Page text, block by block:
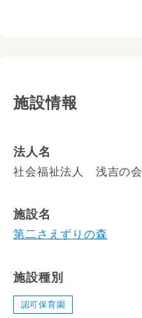
施設情報
法人名
社会福祉法人 浅吉の会
施設名
第二さえずりの森
施設種別
認可保育園